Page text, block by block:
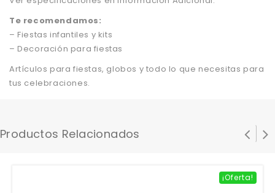
Te recomendamos:
– Fiestas infantiles y kits
– Decoración para fiestas
Artículos para fiestas, globos y todo lo que necesitas para
tus celebraciones.
Productos Relacionados
¡Oferta!